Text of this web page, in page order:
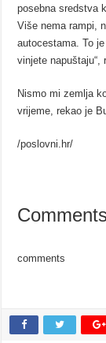
posebna sredstva
Više nema rampi,
autocestama. To
vinjete napuštaju“,
Nismo mi zemlja
vrijeme, rekao je
/poslovni.hr/
Comments
comments